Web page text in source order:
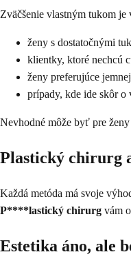
Zväčšenie vlastným tukom je
ženy s dostatočnými
klientky, ktoré nechcú
ženy preferujúce
prípady, kde ide skôr o
Nevhodné môže byť pre
Plastický chirurg
Každá metóda má svoje
P****lastický chirurg vám
Estetika áno, ale